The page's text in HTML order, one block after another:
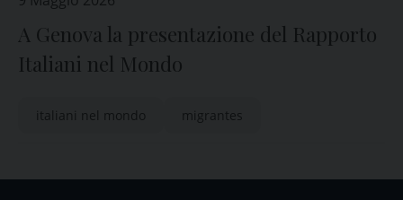
A Genova la presentazione del Rapporto
Italiani nel Mondo
italiani nel mondo migrantes